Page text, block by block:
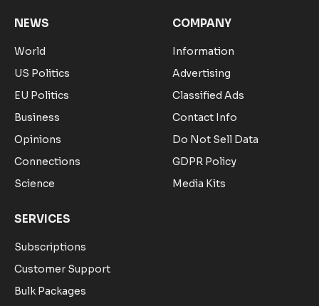
NEWS
World
US Politics
EU Politics
Business
Opinions
Connections
Science
COMPANY
Information
Advertising
Classified Ads
Contact Info
Do Not Sell Data
GDPR Policy
Media Kits
SERVICES
Subscriptions
Customer Support
Bulk Packages